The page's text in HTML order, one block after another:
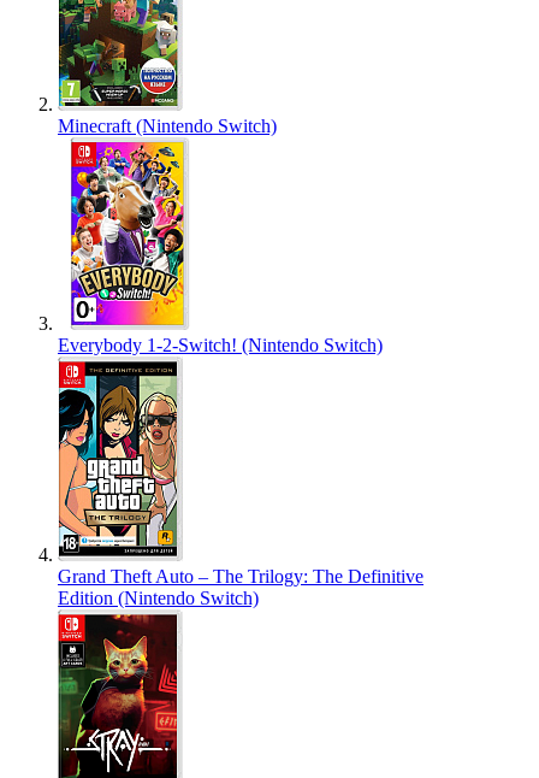
Minecraft (Nintendo Switch)
Everybody 1-2-Switch! (Nintendo Switch)
Grand Theft Auto – The Trilogy: The Definitive
Edition (Nintendo Switch)